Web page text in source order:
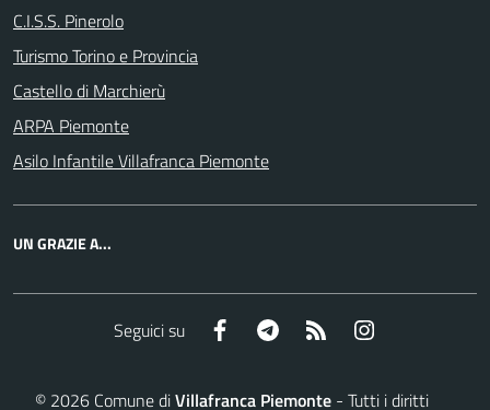
C.I.S.S. Pinerolo
Turismo Torino e Provincia
Castello di Marchierù
ARPA Piemonte
Asilo Infantile Villafranca Piemonte
UN GRAZIE A...
Seguici su Facebook Telegram RSS
© 2026 Comune diVillafranca Piemonte - Tutti i diritti